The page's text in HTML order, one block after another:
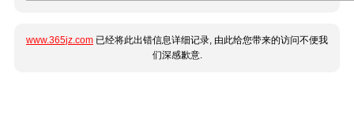
www.365jz.com 已经将此出错信息详细记录, 由此给您带来的访问不便我
们深感歉意.